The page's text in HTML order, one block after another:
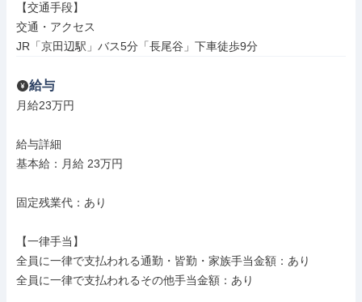
【交通手段】
交通・アクセス
JR「京田辺駅」バス5分「長尾谷」下車徒歩9分
給与
月給23万円
給与詳細
基本給：月給 23万円
固定残業代：あり
【一律手当】
全員に一律で支払われる通勤・皆勤・家族手当金額：あり
全員に一律で支払われるその他手当金額：あり